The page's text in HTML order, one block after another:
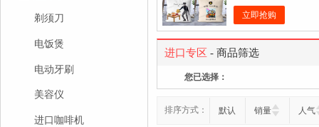
剃须刀
电饭煲
电动牙刷
美容仪
进口咖啡机
立即抢购
进口专区 - 商品筛选
您已选择：
排序方式： 默认 销量 人气